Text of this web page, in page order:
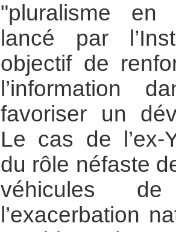
"pluralisme en
lancé par
objectif de
l’information
favoriser un
Le cas de l’ex-
du rôle néfaste
véhicules
l’exacerbation